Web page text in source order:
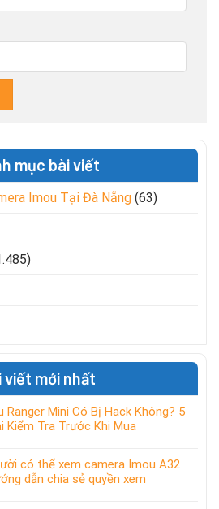
mục bài viết
Imou Tại Đà Nẵng (63)
viết mới nhất
Ranger Mini Có Bị Hack Không? 5
Kiểm Tra Trước Khi Mua
có thể xem camera Imou A32
dẫn chia sẻ quyền xem